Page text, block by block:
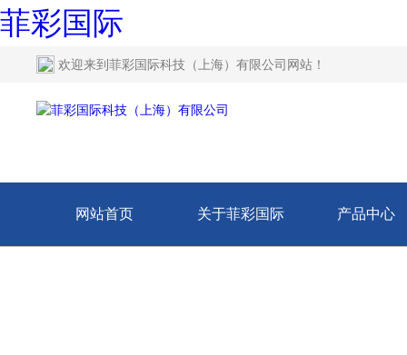
菲彩国际
欢迎来到 菲彩国际科技（上海）有限公司网站 ！
网站首页 关于菲彩国际 产品中心